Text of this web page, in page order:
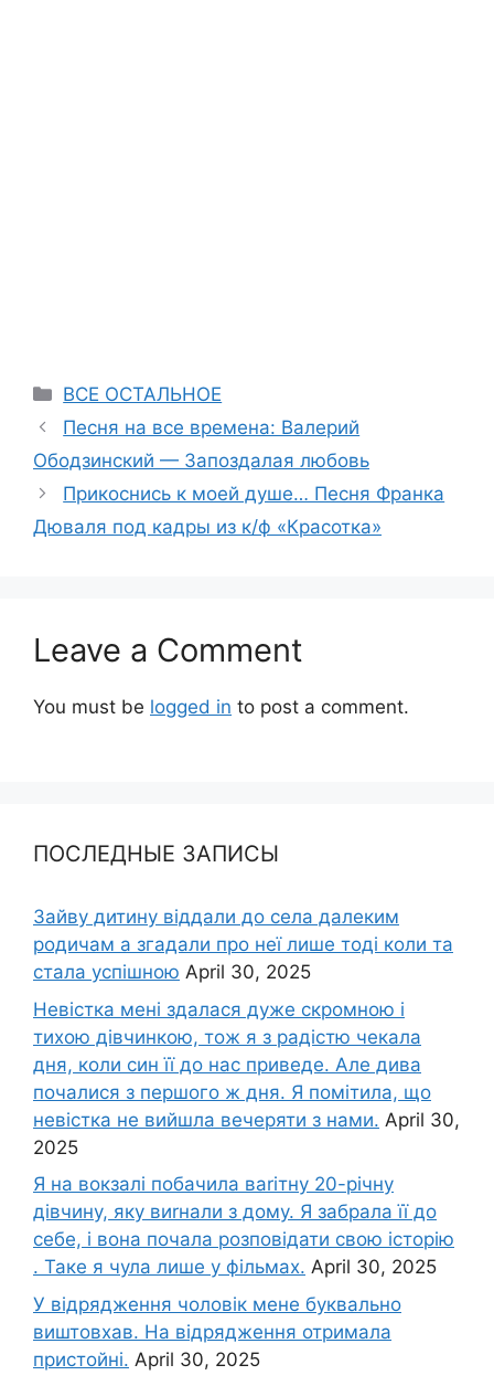
Categories
ВСЕ ОСТАЛЬНОЕ
Песня на все времена: Валерий
Ободзинский — Запоздалая любовь
Прикоснись к моей душе… Песня Франка
Дюваля под кадры из к/ф «Красотка»
Leave a Comment
You must be logged in to post a comment.
ПОСЛЕДНЫЕ ЗАПИСЫ
Зайву дитину віддали до села далеким
родичам а згадали про неї лише тоді коли та
стала успішною April 30, 2025
Невістка мені здалася дуже скромною і
тихою дівчинкою, тож я з радістю чекала
дня, коли син її до нас приведе. Але дива
почалися з першого ж дня. Я помітила, що
невістка не вийшла вечеряти з нами. April 30,
2025
Я на вокзалі побачила ваrітну 20-річну
дівчину, яку виrнали з дому. Я забрала її до
себе, і вона почала розповідати свою історію
. Таке я чула лише у фільмах. April 30, 2025
У відрядження чоловік мене буквально
виштовхав. На відрядження отримала
пристойні. April 30, 2025